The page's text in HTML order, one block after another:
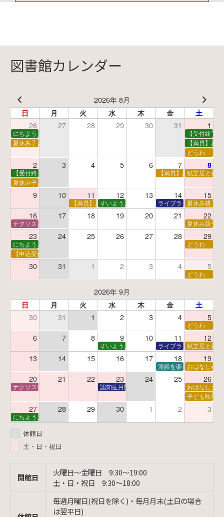
図書館カレンダー
2026年 8月
日 月 火 水 木 金 土
26 27 28 29 30 31 1
にちようえほん
【受付終了
夏休み子ども映画会
【満員】夏
どうわ
2 3 4 5 6 7 8
【受付終了】親子で挑戦！調べ学習ワークショップ 【満員】夏休み科学あ
紙芝居と折
夏休み子ども平和映画会
9 10 11 12 13 14 15
【満員】夏休みおはなし工作会
すいようえほん ライブラリーシアター
夏休み親子
16 17 18 19 20 21 22
ナクソス音楽会 第5回 NHK交響楽団創立100年 夏休み親子
23 24 25 26 27 28 29
にちようえほん
どうわ
【申込受付中】ゆうべのこわ～いおはなし会
30 31 1 2 3 4 5
どうわ
2026年 9月
日 月 火 水 木 金 土
30 31 1 2 3 4 5
どうわ
6 7 8 9 10 11 12
すいようえほん ライブラリーシアター
紙芝居と折
13 14 15 16 17 18 19
漫談を楽しむ会 ～漫談
おはなし会
20 21 22 23 24 25 26
ナクソス音楽会 第6回 宇宙を感じるクラシック認知症月間 特別映画会「調査屋マオさんの恋
おはなし会
子ども映画会
27 28 29 30 1 2 3
にちようえほん
休館日
土・日・祝日
開館日
火曜日〜金曜日 9:30〜19:00
土・日・祝日 9:30〜18:00
毎週月曜日(祝日を除く)・毎月月末(土日の場合
は翌平日)